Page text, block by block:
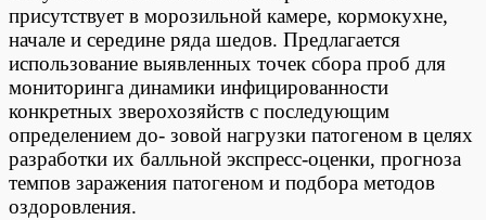
присутствует в морозильной камере, кормокухне,
начале и середине ряда шедов. Предлагается
использование выявленных точек сбора проб для
мониторинга динамики инфицированности
конкретных зверохозяйств с последующим
определением до- зовой нагрузки патогеном в целях
разработки их балльной экспресс-оценки, прогноза
темпов заражения патогеном и подбора методов
оздоровления.